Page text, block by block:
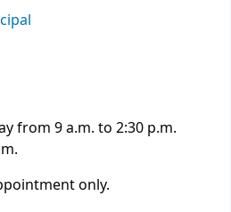
from 9 a.m. to 2:30 p.m.
only.